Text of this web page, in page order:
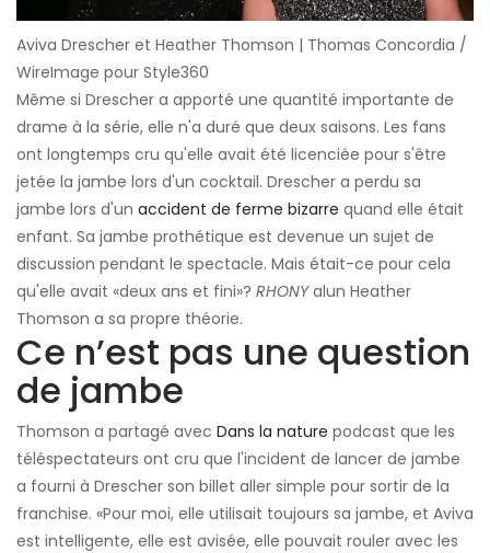
Aviva Drescher et Heather Thomson | Thomas Concordia /
WireImage pour Style360
Même si Drescher a apporté une quantité importante de
drame à la série, elle n'a duré que deux saisons. Les fans
ont longtemps cru qu'elle avait été licenciée pour s'être
jetée la jambe lors d'un cocktail. Drescher a perdu sa
jambe lors d'un accident de ferme bizarre quand elle était
enfant. Sa jambe prothétique est devenue un sujet de
discussion pendant le spectacle. Mais était-ce pour cela
qu'elle avait «deux ans et fini»? RHONYalun Heather
Thomson a sa propre théorie.
Ce n’est pas une question
de jambe
Thomson a partagé avec Dans la nature podcast que les
téléspectateurs ont cru que l'incident de lancer de jambe
a fourni à Drescher son billet aller simple pour sortir de la
franchise. «Pour moi, elle utilisait toujours sa jambe, et Aviva
est intelligente, elle est avisée, elle pouvait rouler avec les